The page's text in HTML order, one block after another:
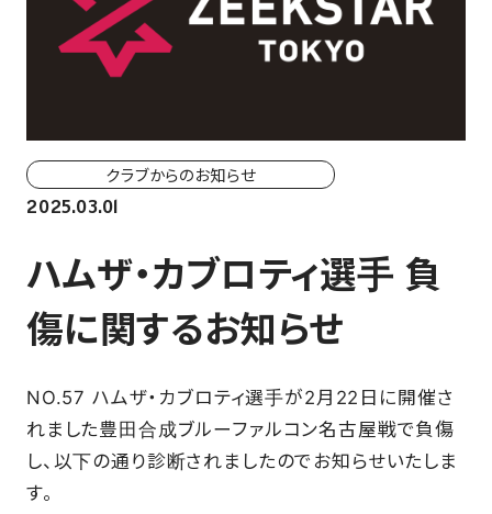
TICKET
会場（座席・価格表）
チケット購入方法
各座席について
観戦ガイド
FAN CLUB
マイページはこちら
クラブからのお知らせ
2025.03.01
ハムザ・カブロティ選手 負
傷に関するお知らせ
NO.57 ハムザ・カブロティ選手が2月22日に開催さ
れました豊田合成ブルーファルコン名古屋戦で負傷
し、以下の通り診断されましたのでお知らせいたしま
す。